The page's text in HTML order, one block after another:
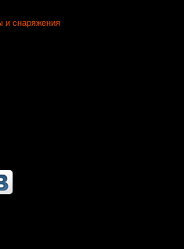
и снаряжения